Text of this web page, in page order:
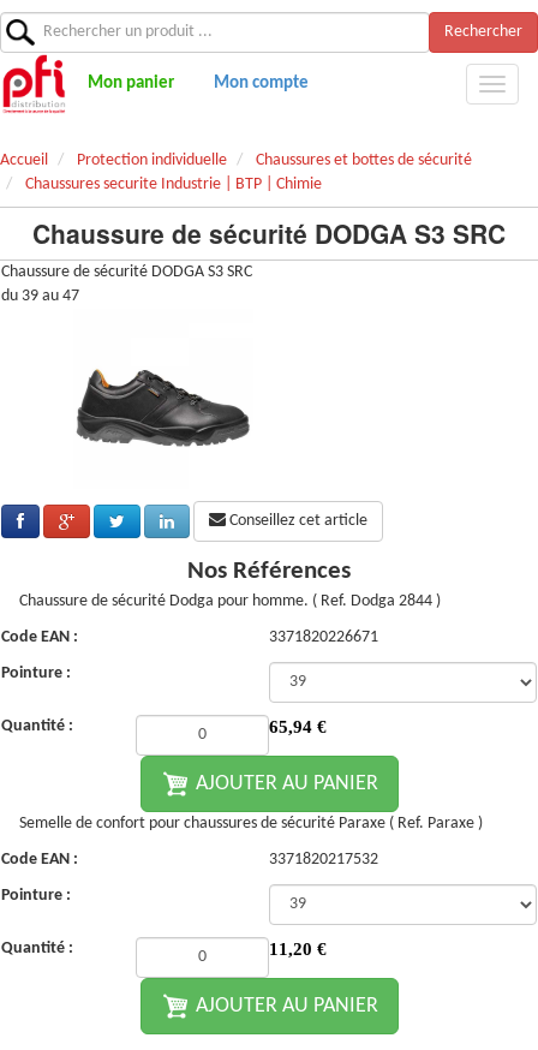
Rechercher
Mon panier Mon compte
Accueil Protection individuelle
Chaussures et bottes de sécurité
Chaussures securite Industrie | BTP | Chimie
Chaussure de sécurité DODGA S3 SRC
Chaussure de sécurité DODGA S3 SRC
du 39 au 47
Conseillez cet article
Nos Références
Chaussure de sécurité Dodga pour homme. ( Ref. Dodga 2844 )
Code EAN :
3371820226671
Pointure :
Quantité : 65,94 €
AJOUTER AU PANIER
Semelle de confort pour chaussures de sécurité Paraxe ( Ref. Paraxe )
Code EAN :
3371820217532
Pointure :
Quantité : 11,20 €
AJOUTER AU PANIER